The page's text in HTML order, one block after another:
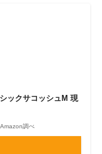
ックサコッシュM 現
調べ